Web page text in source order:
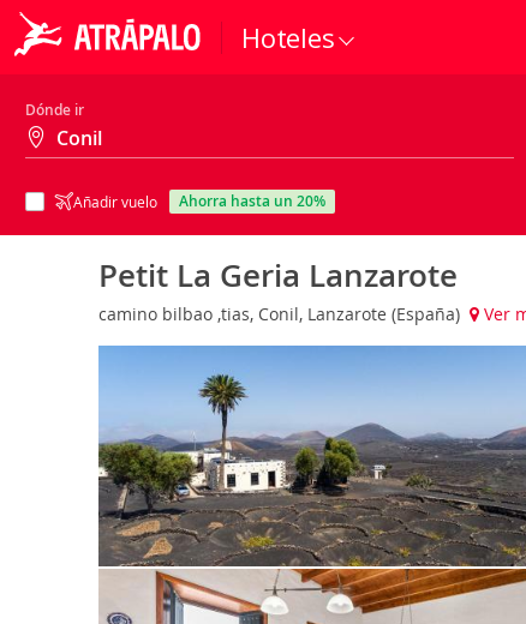
Hoteles
Dónde ir
Añadir vuelo ahorra hasta un 20%
Petit La Geria Lanzarote
camino bilbao ,tias, Conil, Lanzarote (España) Ver